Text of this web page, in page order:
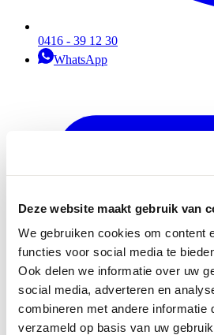
Deze website maakt gebruik van
We gebruiken cookies om content
functies voor social media te
Ook delen we informatie over uw
social media, adverteren en
combineren met andere informatie
verzameld op basis van uw
0416 - 39 12 30
WhatsApp